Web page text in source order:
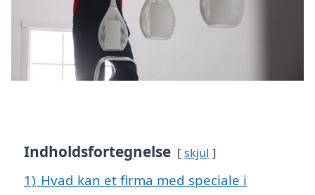
Indholdsfortegnelse skjul
1) Hvad kan et firma med speciale i